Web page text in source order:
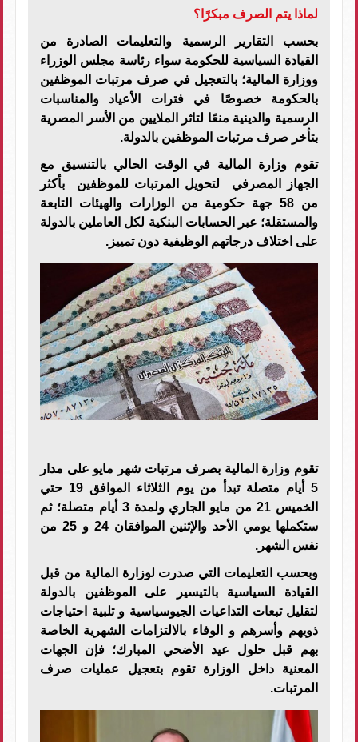
لماذا يتم الصرف مبكرًا؟
بحسب التقارير الرسمية والتعليمات الصادرة من
القيادة السياسية للحكومة سواء رئاسة مجلس الوزراء
ووزارة المالية؛ بالتعجيل في صرف مرتبات الموظفين
بالحكومة خصوصًا في فترات الأعياد والمناسبات
الرسمية والدينية منعًا لتاثر الملايين من الأسر المصرية
بتأخر صرف مرتبات الموظفين بالدولة.
تقوم وزارة المالية في الوقت الحالي بالتنسيق مع
الجهاز المصرفي لتحويل المرتبات للموظفين بأكثر
من 58 جهة حكومية من الوزارات والهيئات التابعة
والمستقلة؛ عبر الحسابات البنكية لكل العاملين بالدولة
على اختلاف درجاتهم الوظيفية دون تمييز.
تقوم وزارة المالية بصرف مرتبات شهر مايو على مدار
5 أيام متصلة تبدأ من يوم الثلاثاء الموافق 19 حتي
الخميس 21 من مايو الجاري ولمدة 3 أيام متصلة؛ ثم
ستكملها يومي الأحد والإثنين الموافقان 24 و 25 من
نفس الشهر.
وبحسب التعليمات التي صدرت لوزارة المالية من قبل
القيادة السياسية بالتيسير على الموظفين بالدولة
لتقليل تبعات التداعيات الجيوسياسية و تلبية احتياجات
ذويهم وأسرهم و الوفاء بالالتزامات الشهرية الخاصة
بهم قبل حلول عيد الأضحي المبارك؛ فإن الجهات
المعنية داخل الوزارة تقوم بتعجيل عمليات صرف
المرتبات.